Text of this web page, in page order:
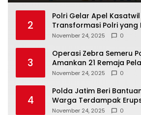
2
Polri Gelar Apel
Transformasi Polri
Masyarakat
November 24, 2025 0
3
Operasi Zebra Semeru
Amankan 21 Remaja
November 24, 2025 0
4
Polda Jatim Beri
Warga Terdampak
November 24, 2025 0